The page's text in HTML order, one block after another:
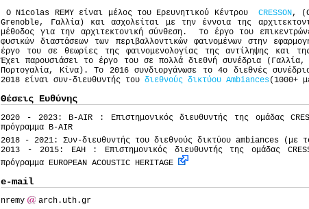
O Nicolas REMY είναι μέλος του Ερευνητικού Κέντρου CRESSON,
Grenoble, Γαλλία) και ασχολείται με την έννοια της
μέθοδος για την αρχιτεκτονική σύνθεση. Το έργο του
φυσικών διαστάσεων των περιβαλλοντικών φαινομένων στην
έργο του σε θεωρίες της φαινομενολογίας της αντίληψης και
Έχει παρουσιάσει το έργο του σε πολλά διεθνή συνέδρια
Πορτογαλία, Κίνα). Το 2016 συνδιοργάνωσε το 4ο διεθνές
2018 είναι συν-διευθυντής τουδιεθνούς δικτύου Ambiances(1000+
Θέσεις Ευθύνης
2020 - 2023: B-AIR : Επιστημονικός διευθυντής της ομάδας
πρόγραμμα B-AIR
2018 - 2021: Συν-διευθυντής του διεθνούς δικτύου ambiances (με
2013 - 2015: EAH : Επιστημονικός διευθυντής της ομάδας
πρόγραμμα EUROPEAN ACOUSTIC HERITAGE
e-mail
nremy arch.uth.gr